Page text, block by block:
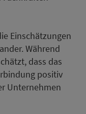
Einschätzungen
Während
dass das
positiv
Unternehmen